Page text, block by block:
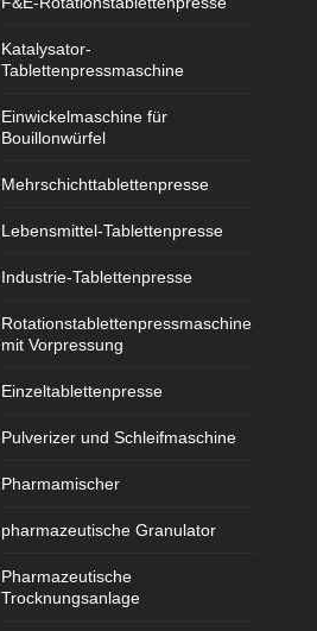
Katalysator-
Tablettenpressmaschine
Einwickelmaschine für
Bouillonwürfel
Mehrschichttablettenpresse
Lebensmittel-Tablettenpresse
Industrie-Tablettenpresse
Rotationstablettenpressmaschine
mit Vorpressung
Einzeltablettenpresse
Pulverizer und Schleifmaschine
Pharmamischer
pharmazeutische Granulator
Pharmazeutische
Trocknungsanlage